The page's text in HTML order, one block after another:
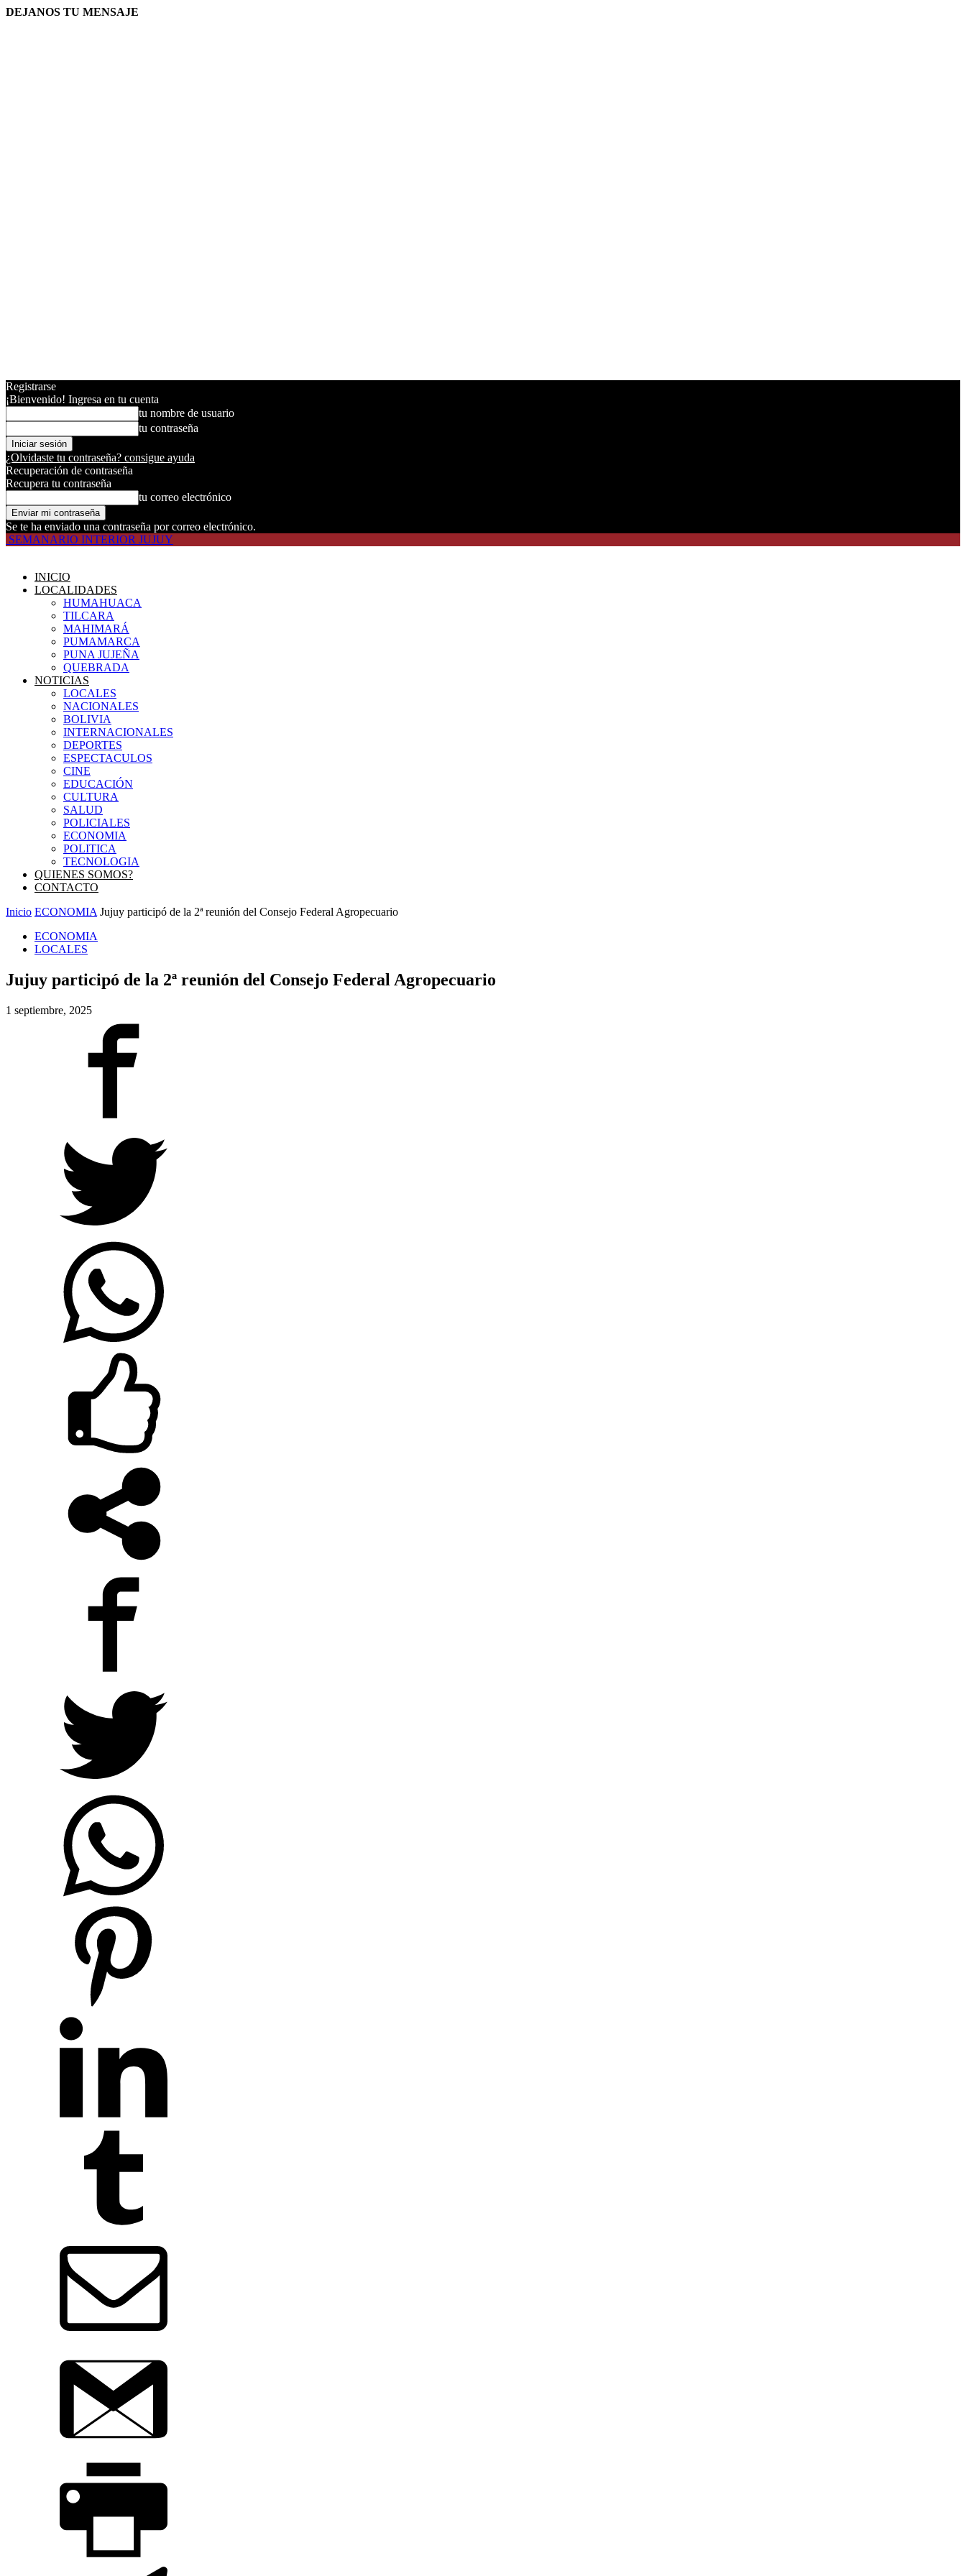
DEJANOS TU MENSAJE
Registrarse
¡Bienvenido! Ingresa en tu cuenta
tu nombre de usuario
tu contraseña
¿Olvidaste tu contraseña? consigue ayuda
Recuperación de contraseña
Recupera tu contraseña
tu correo electrónico
Se te ha enviado una contraseña por correo electrónico.
SEMANARIO INTERIOR JUJUY
INICIO
LOCALIDADES
HUMAHUACA
TILCARA
MAHIMARÁ
PUMAMARCA
PUNA JUJEÑA
QUEBRADA
NOTICIAS
LOCALES
NACIONALES
BOLIVIA
INTERNACIONALES
DEPORTES
ESPECTACULOS
CINE
EDUCACIÓN
CULTURA
SALUD
POLICIALES
ECONOMIA
POLITICA
TECNOLOGIA
QUIENES SOMOS?
CONTACTO
Inicio ECONOMIA Jujuy participó de la 2ª reunión del Consejo Federal Agropecuario
ECONOMIA
LOCALES
Jujuy participó de la 2ª reunión del Consejo Federal Agropecuario
1 septiembre, 2025